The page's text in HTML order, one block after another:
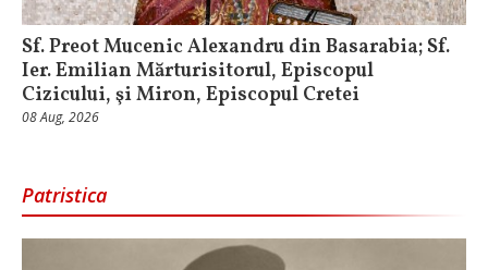
Sf. Preot Mucenic Alexandru din Basarabia; Sf.
Ier. Emilian Mărturisitorul, Episcopul
Cizicului, şi Miron, Episcopul Cretei
08 Aug, 2026
Patristica